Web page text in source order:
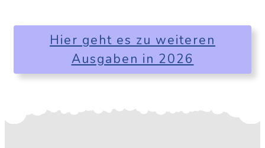
Hier geht es zu weiteren
Ausgaben in 2026